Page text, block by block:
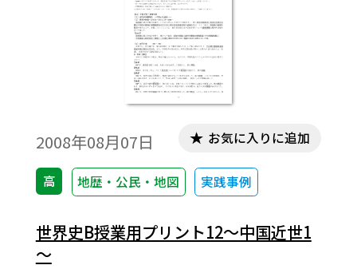
2008年08月07日
高 地歴・公民・地図 実践事例
お気に入りに追加
世界史B授業用プリント12～中国近世1
～